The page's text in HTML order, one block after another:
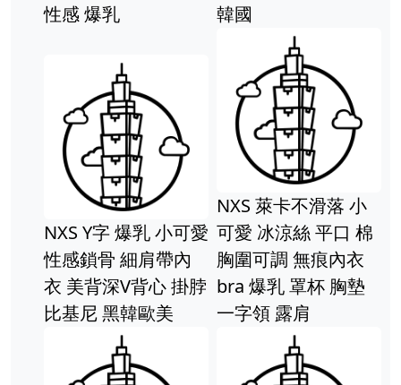
字 爆乳 小可愛
骨 細肩帶內
深V背心 掛脖
黑韓歐美
NXS 萊卡不滑落 小
可愛 冰涼絲 平口 棉
胸圍可調 無痕內衣
bra 爆乳 罩杯 胸墊
一字領 露肩
NXS
編包 編
束口 縮
帶 肩背
容量 網